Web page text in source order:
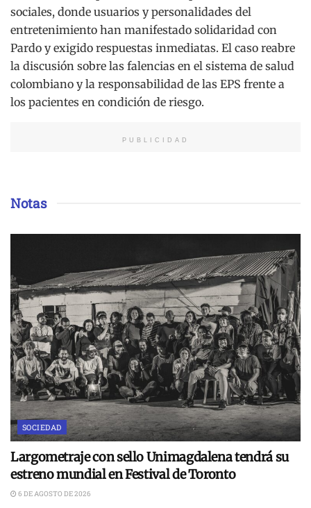
sociales, donde usuarios y personalidades del
entretenimiento han manifestado solidaridad con
Pardo y exigido respuestas inmediatas. El caso reabre
la discusión sobre las falencias en el sistema de salud
colombiano y la responsabilidad de las EPS frente a
los pacientes en condición de riesgo.
PUBLICIDAD
Notas
SOCIEDAD
Largometraje con sello Unimagdalena tendrá su
estreno mundial en Festival de Toronto
6 DE AGOSTO DE 2026